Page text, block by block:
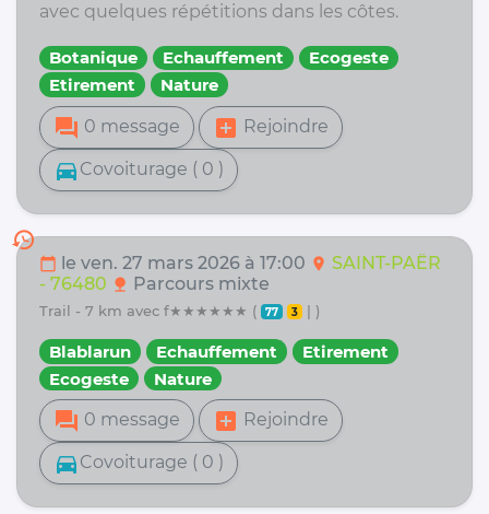
avec quelques répétitions dans les côtes.
Botanique Echauffement
Ecogeste
Etirement
Nature
forum 0 message add_box Rejoindre
directions_car Covoiturage ( 0 )
history
calendar_today le ven. 27 mars 2026 à 17:00 location_on SAINT-PAËR
- 76480 nature Parcours mixte
trail - 7 km avec f★★★★★★ ( 77 3 | )
Blablarun Echauffement
Etirement
Ecogeste
Nature
forum 0 message add_box Rejoindre
directions_car Covoiturage ( 0 )